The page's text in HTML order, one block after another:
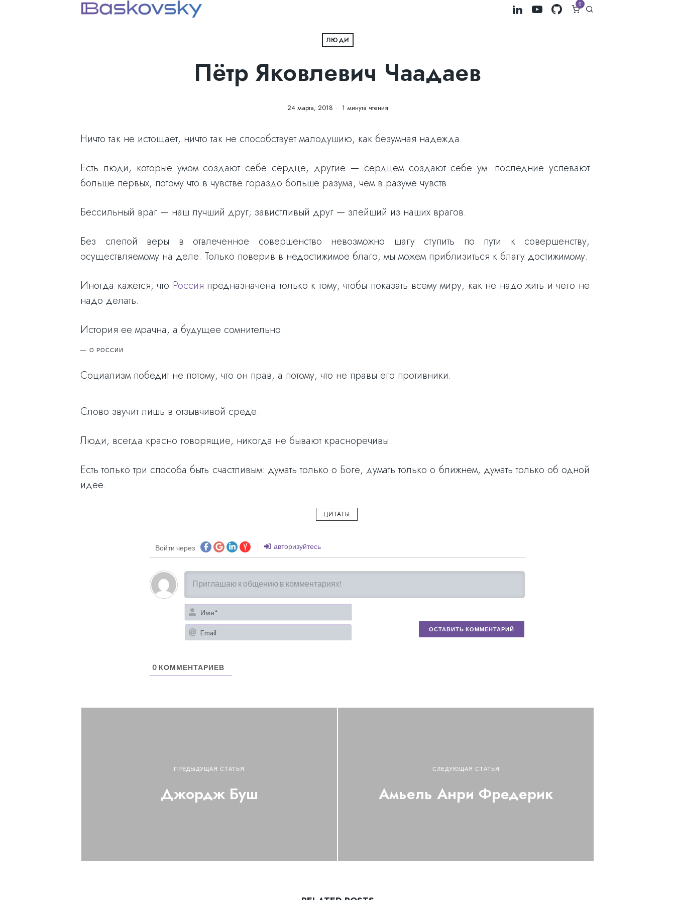
0
ЛЮДИ
Пётр Яковлевич Чаадаев
24 марта, 2018 1 минута чтения
Ничто так не истощает, ничто так не способствует малодушию, как безумная надежда.
Есть люди, которые умом создают себе сердце, другие — сердцем создают себе ум: последние успевают
больше первых, потому что в чувстве гораздо больше разума, чем в разуме чувств.
Бессильный враг — наш лучший друг; завистливый друг — злейший из наших врагов.
Без слепой веры в отвлеченное совершенство невозможно шагу ступить по пути к совершенству,
осуществляемому на деле. Только поверив в недостижимое благо, мы можем приблизиться к благу достижимому.
Иногда кажется, что Россия предназначена только к тому, чтобы показать всему миру, как не надо жить и чего не
надо делать.
История ее мрачна, а будущее сомнительно.
О РОССИИ
Социализм победит не потому, что он прав, а потому, что не правы его противники.
Слово звучит лишь в отзывчивой среде.
Люди, всегда красно говорящие, никогда не бывают красноречивы.
Есть только три способа быть счастливым: думать только о Боге, думать только о ближнем, думать только об одной
идее.
ЦИТАТЫ
Войти через авторизуйтесь
Имя*
Email
0 КОММЕНТАРИЕВ
ПРЕДЫДУЩАЯ СТАТЬЯ
Джордж Буш
СЛЕДУЮЩАЯ СТАТЬЯ
Амьель Анри Фредерик